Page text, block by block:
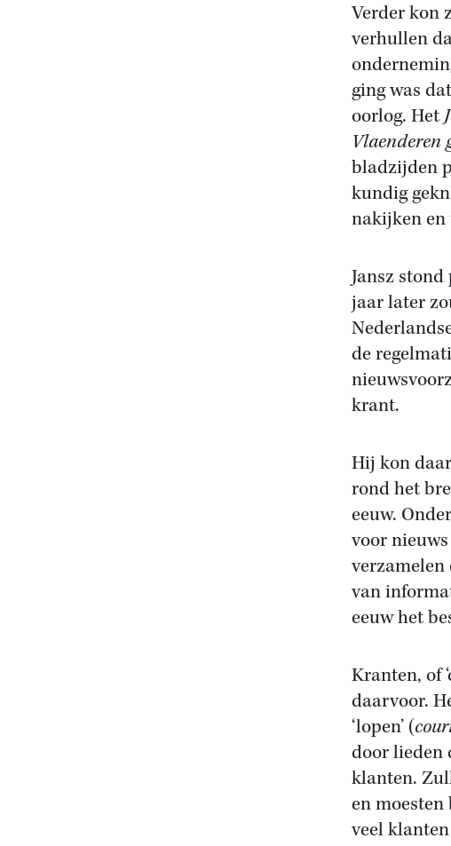
Verder kon
verhullen
ging was
oorlog. Het
Vlaenderen
bladzijden
kundig
nakijken en
Jansz
jaar later
de
krant.
Hij kon
rond het
eeuw.
voor
van
eeuw het
Kranten, of
daarvoor.
‘lopen’ (
door lieden
klanten.
en
veel